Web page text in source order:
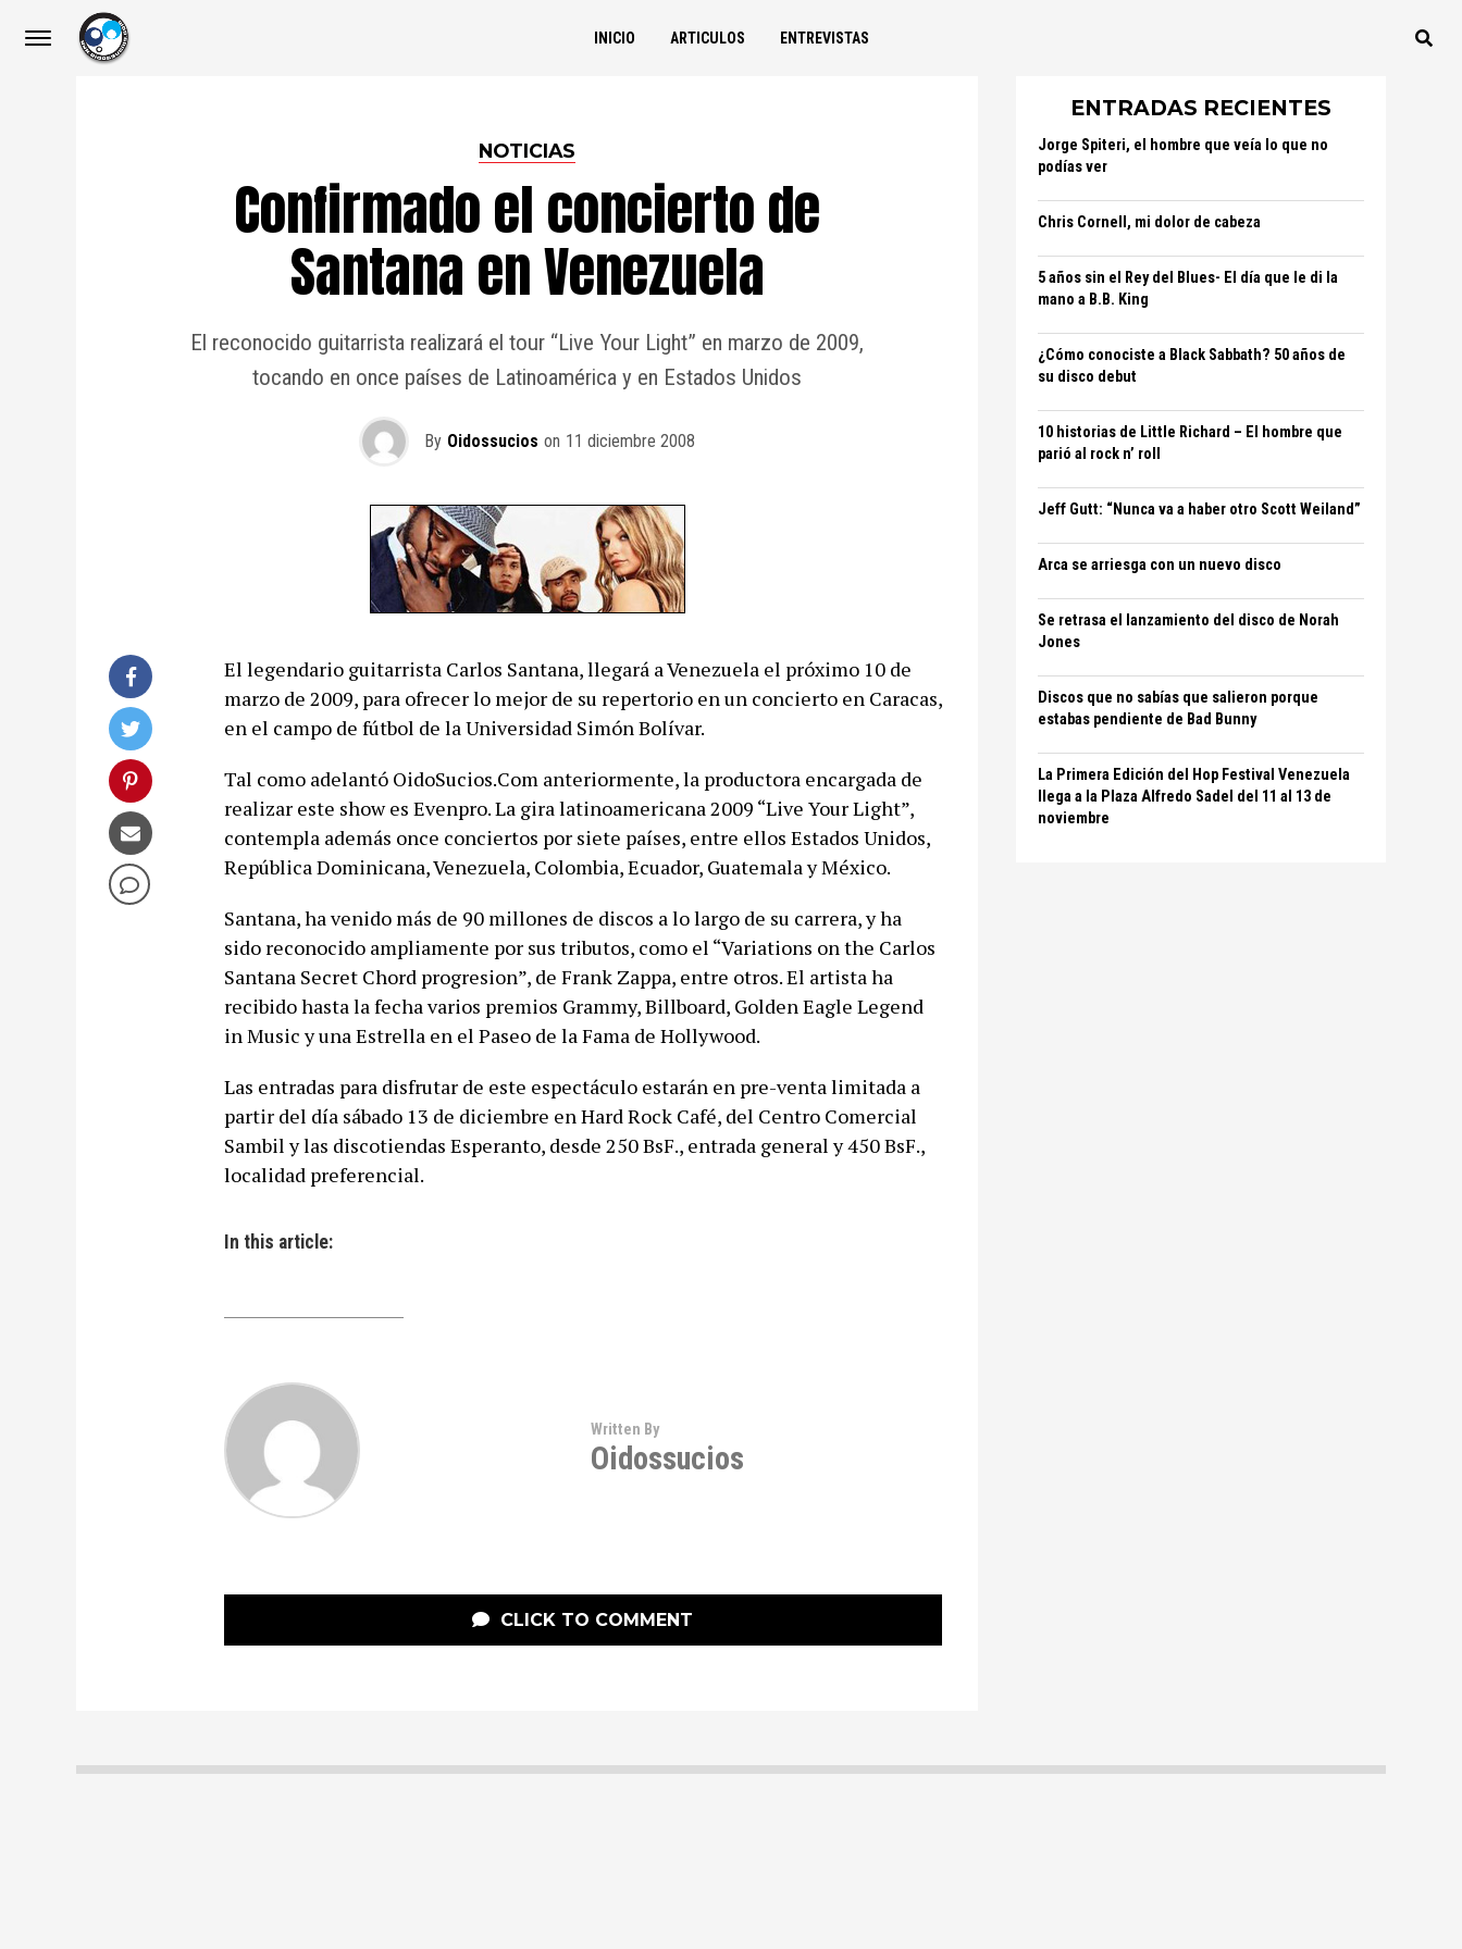
INICIO ARTICULOS ENTREVISTAS
NOTICIAS
Confirmado el concierto de
Santana en Venezuela
El reconocido guitarrista realizará el tour “Live Your Light” en marzo de 2009,
tocando en once países de Latinoamérica y en Estados Unidos
By Oidossucios on 11 diciembre 2008
El legendario guitarrista Carlos Santana, llegará a Venezuela el próximo 10 de
marzo de 2009, para ofrecer lo mejor de su repertorio en un concierto en Caracas,
en el campo de fútbol de la Universidad Simón Bolívar.
Tal como adelantó OidoSucios.Com anteriormente, la productora encargada de
realizar este show es Evenpro. La gira latinoamericana 2009 “Live Your Light”,
contempla además once conciertos por siete países, entre ellos Estados Unidos,
República Dominicana, Venezuela, Colombia, Ecuador, Guatemala y México.
Santana, ha venido más de 90 millones de discos a lo largo de su carrera, y ha
sido reconocido ampliamente por sus tributos, como el “Variations on the Carlos
Santana Secret Chord progresion”, de Frank Zappa, entre otros. El artista ha
recibido hasta la fecha varios premios Grammy, Billboard, Golden Eagle Legend
in Music y una Estrella en el Paseo de la Fama de Hollywood.
Las entradas para disfrutar de este espectáculo estarán en pre-venta limitada a
partir del día sábado 13 de diciembre en Hard Rock Café, del Centro Comercial
Sambil y las discotiendas Esperanto, desde 250 BsF., entrada general y 450 BsF.,
localidad preferencial.
In this article:
Written By
Oidossucios
CLICK TO COMMENT
ENTRADAS RECIENTES
Jorge Spiteri, el hombre que veía lo que no
podías ver
Chris Cornell, mi dolor de cabeza
5 años sin el Rey del Blues- El día que le di la
mano a B.B. King
¿Cómo conociste a Black Sabbath? 50 años de
su disco debut
10 historias de Little Richard – El hombre que
parió al rock n’ roll
Jeff Gutt: “Nunca va a haber otro Scott Weiland”
Arca se arriesga con un nuevo disco
Se retrasa el lanzamiento del disco de Norah
Jones
Discos que no sabías que salieron porque
estabas pendiente de Bad Bunny
La Primera Edición del Hop Festival Venezuela
llega a la Plaza Alfredo Sadel del 11 al 13 de
noviembre